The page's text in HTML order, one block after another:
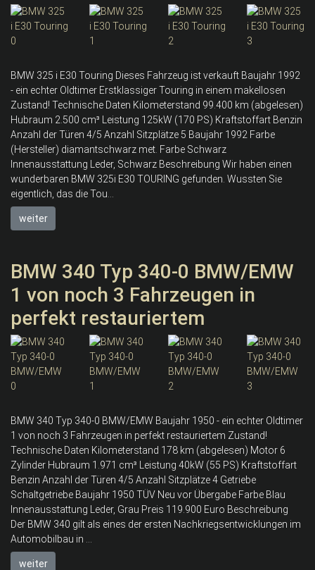
BMW 325 i E30 Touring Dieses Fahrzeug ist verkauft Baujahr 1992
- ein echter Oldtimer Erstklassiger Touring in einem makellosen
Zustand! Technische Daten Kilometerstand 99.400 km (abgelesen)
Hubraum 2.500 cm³ Leistung 125kW (170 PS) Kraftstoffart Benzin
Anzahl der Türen 4/5 Anzahl Sitzplätze 5 Baujahr 1992 Farbe
(Hersteller) diamantschwarz met. Farbe Schwarz
Innenausstattung Leder, Schwarz Beschreibung Wir haben einen
wunderbaren BMW 325i E30 TOURING gefunden. Wussten Sie
eigentlich, das die Tou...
weiter
BMW 340 Typ 340-0 BMW/EMW
1 von noch 3 Fahrzeugen in
perfekt restauriertem
BMW 340 Typ 340-0 BMW/EMW Baujahr 1950 - ein echter Oldtimer
1 von noch 3 Fahrzeugen in perfekt restauriertem Zustand!
Technische Daten Kilometerstand 178 km (abgelesen) Motor 6
Zylinder Hubraum 1.971 cm³ Leistung 40kW (55 PS) Kraftstoffart
Benzin Anzahl der Türen 4/5 Anzahl Sitzplätze 4 Getriebe
Schaltgetriebe Baujahr 1950 TÜV Neu vor Übergabe Farbe Blau
Innenausstattung Leder, Grau Preis 119.900 Euro Beschreibung
Der BMW 340 gilt als eines der ersten Nachkriegsentwicklungen im
Automobilbau in ...
weiter